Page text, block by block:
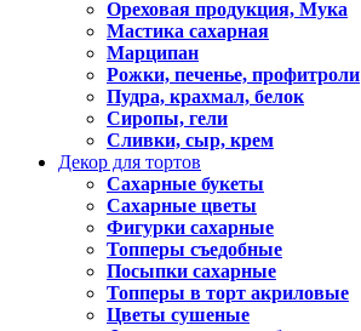
Ореховая продукция, Мука
Мастика сахарная
Марципан
Рожки, печенье, профитроли
Пудра, крахмал, белок
Сиропы, гели
Сливки, сыр, крем
Декор для тортов
Сахарные букеты
Сахарные цветы
Фигурки сахарные
Топперы съедобные
Посыпки сахарные
Топперы в торт акриловые
Цветы сушеные